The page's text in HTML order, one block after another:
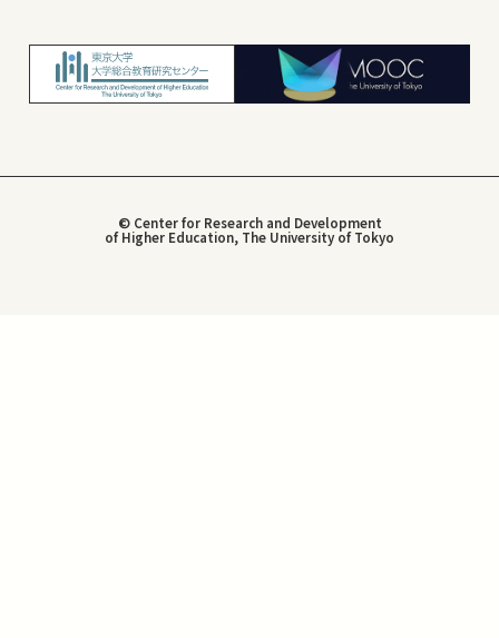
© Center for Research and Development
of Higher Education, The University of Tokyo